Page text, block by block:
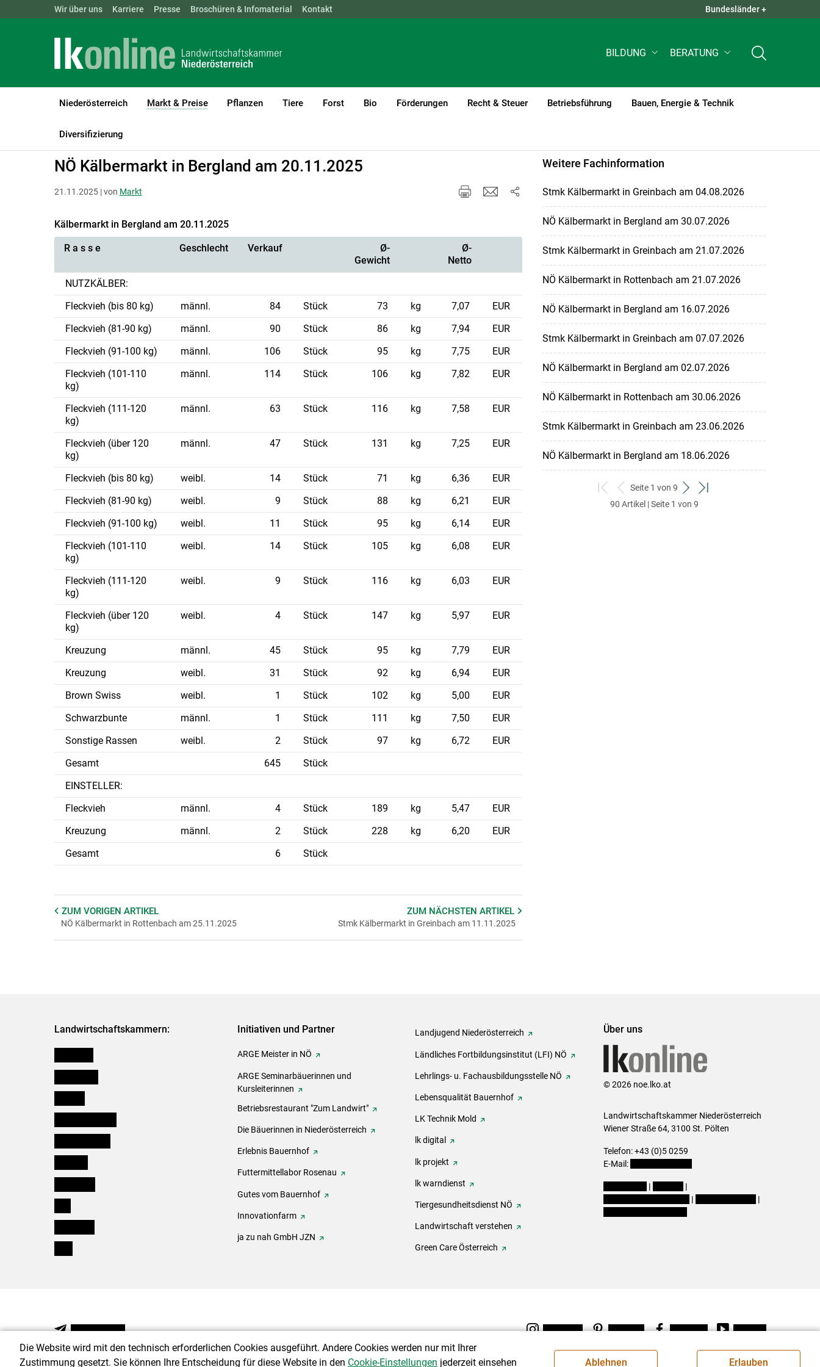
Skip to main content
Landwirtschaftskammern: ÖSTERREICH BGLD KTN NÖ OÖ SBG QUICK LINKS +
Wir über uns Karriere Presse Broschüren & Infomaterial Kontakt Bundesländer +
BILDUNG BERATUNG
Niederösterreich Markt & Preise
(current)1
Pflanzen Tiere Forst Bio Förderungen Recht & Steuer Betriebsführung Bauen, Energie & Technik
Diversifizierung
LK Niederösterreich
NÖ Kälbermarkt in Bergland am 20.11.2025
21.11.2025 | von Markt
Kälbermarkt in Bergland am 20.11.2025
R a s s e Geschlecht Verkauf
Ø-
Gewicht
Ø-
Netto
NUTZKÄLBER:
Fleckvieh (bis 80 kg)
männl. 84 Stück 73 kg 7,07
EUR
Fleckvieh (81-90 kg)
männl. 90 Stück 86 kg 7,94
EUR
Fleckvieh (91-100 kg)
männl. 106 Stück 95 kg 7,75
EUR
Fleckvieh (101-110
kg)
männl. 114 Stück 106 kg 7,82 EUR
Fleckvieh (111-120
kg)
männl. 63 Stück 116 kg 7,58 EUR
Fleckvieh (über 120
kg)
männl. 47 Stück 131 kg 7,25 EUR
Fleckvieh (bis 80 kg) weibl. 14 Stück 71 kg 6,36
EUR
Fleckvieh (81-90 kg)
weibl. 9 Stück 88 kg 6,21
EUR
Fleckvieh (91-100 kg)
weibl. 11 Stück 95 kg 6,14
EUR
Fleckvieh (101-110
kg)
weibl. 14 Stück 105 kg 6,08 EUR
Fleckvieh (111-120
kg)
weibl. 9 Stück 116 kg 6,03 EUR
Fleckvieh (über 120
kg)
weibl. 4 Stück 147 kg 5,97 EUR
Kreuzung männl. 45 Stück 95 kg 7,79
EUR
Kreuzung
weibl. 31 Stück 92 kg 6,94
EUR
Brown Swiss
weibl. 1 Stück 102 kg 5,00
EUR
Schwarzbunte
männl. 1 Stück 111 kg 7,50
EUR
Sonstige Rassen
weibl. 2 Stück 97 kg 6,72
EUR
Gesamt
645
Stück
EINSTELLER:
Fleckvieh
männl. 4 Stück 189 kg 5,47
EUR
Kreuzung
männl. 2 Stück 228 kg 6,20
EUR
Gesamt
6 Stück
ZUM VORIGEN ARTIKEL
NÖ Kälbermarkt in Rottenbach am 25.11.2025
ZUM NÄCHSTENARTIKEL
Stmk Kälbermarkt in Greinbach am 11.11.2025
Weitere Fachinformation
Stmk Kälbermarkt in Greinbach am 04.08.2026
NÖ Kälbermarkt in Bergland am 30.07.2026
Stmk Kälbermarkt in Greinbach am 21.07.2026
NÖ Kälbermarkt in Rottenbach am 21.07.2026
NÖ Kälbermarkt in Bergland am 16.07.2026
Stmk Kälbermarkt in Greinbach am 07.07.2026
NÖ Kälbermarkt in Bergland am 02.07.2026
NÖ Kälbermarkt in Rottenbach am 30.06.2026
Stmk Kälbermarkt in Greinbach am 23.06.2026
NÖ Kälbermarkt in Bergland am 18.06.2026
zum
ersten
zurück
zum
Seite 1 von 9
weiter
zum
zum
90 Artikel | Seite 1 von 9
Landwirtschaftskammern: Initiativen und Partner
ARGE Meister in NÖ
ARGE Seminarbäuerinnen und
Kursleiterinnen
Betriebsrestaurant "Zum Landwirt"
Die Bäuerinnen in Niederösterreich
Erlebnis Bauernhof
Futtermittellabor Rosenau
Gutes vom Bauernhof
Innovationfarm
ja zu nah GmbH JZN
Landjugend Niederösterreich
Ländliches Fortbildungsinstitut (LFI) NÖ
Lehrlings- u. Fachausbildungsstelle NÖ
Lebensqualität Bauernhof
LK Technik Mold
lk digital
lk projekt
lk warndienst
Tiergesundheitsdienst NÖ
Landwirtschaft verstehen
Green Care Österreich
Über uns
© 2026 noe.lko.at
Landwirtschaftskammer Niederösterreich
Wiener Straße 64, 3100 St. Pölten
Telefon: +43 (0)5 0259
E-Mail:
|
|
|
|
NEWSLETTER Instagram Pinterest Facebook Youtube
Die Website wird mit den technisch erforderlichen Cookies ausgeführt. Andere Cookies werden nur mit Ihrer
Zustimmung gesetzt. Sie können Ihre Entscheidung für diese Website in den Cookie-Einstellungen jederzeit einsehen Ablehnen Erlauben